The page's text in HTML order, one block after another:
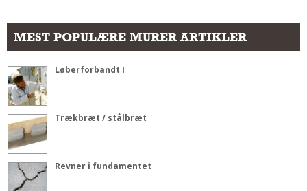
MEST POPULÆRE MURER ARTIKLER
Løberforbandt I
Trækbræt / stålbræt
Revner i fundamentet